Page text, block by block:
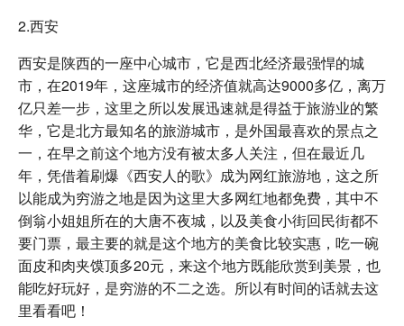
2.西安
西安是陕西的一座中心城市，它是西北经济最强悍的城
市，在2019年，这座城市的经济值就高达9000多亿，离万
亿只差一步，这里之所以发展迅速就是得益于旅游业的繁
华，它是北方最知名的旅游城市，是外国最喜欢的景点之
一，在早之前这个地方没有被太多人关注，但在最近几
年，凭借着刷爆《西安人的歌》成为网红旅游地，这之所
以能成为穷游之地是因为这里大多网红地都免费，其中不
倒翁小姐姐所在的大唐不夜城，以及美食小街回民街都不
要门票，最主要的就是这个地方的美食比较实惠，吃一碗
面皮和肉夹馍顶多20元，来这个地方既能欣赏到美景，也
能吃好玩好，是穷游的不二之选。所以有时间的话就去这
里看看吧！